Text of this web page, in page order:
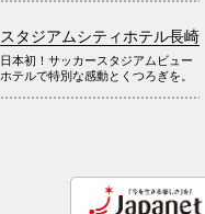
スタジアムシティホテル長崎
日本初！サッカースタジアムビュー
ホテルで特別な感動とくつろぎを。